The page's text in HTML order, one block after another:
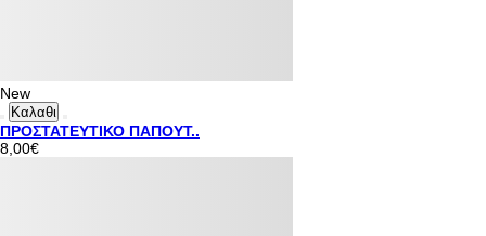
New
Καλαθι
ΠΡΟΣΤΑΤΕΥΤΙΚΟ ΠΑΠΟΥΤ..
8,00€